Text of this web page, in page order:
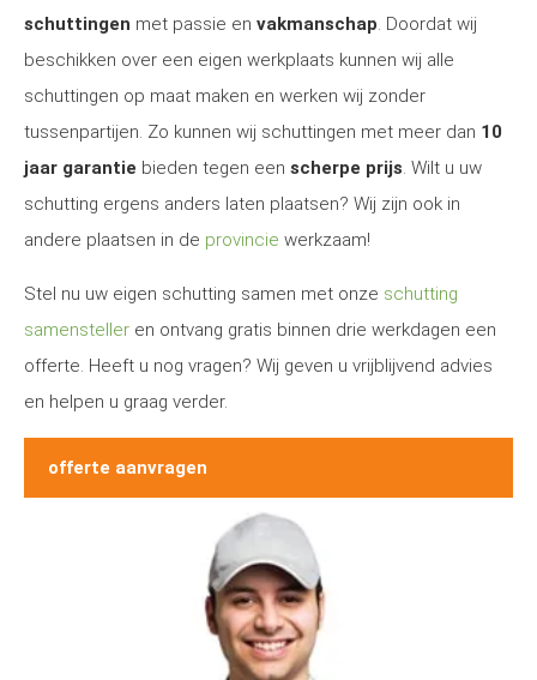
schuttingen met passie en vakmanschap. Doordat wij
beschikken over een eigen werkplaats kunnen wij alle
schuttingen op maat maken en werken wij zonder
tussenpartijen. Zo kunnen wij schuttingen met meer dan 10
jaar garantie bieden tegen een scherpe prijs. Wilt u uw
schutting ergens anders laten plaatsen? Wij zijn ook in
andere plaatsen in de provincie werkzaam!
Stel nu uw eigen schutting samen met onze schutting
samensteller en ontvang gratis binnen drie werkdagen een
offerte. Heeft u nog vragen? Wij geven u vrijblijvend advies
en helpen u graag verder.
offerte aanvragen